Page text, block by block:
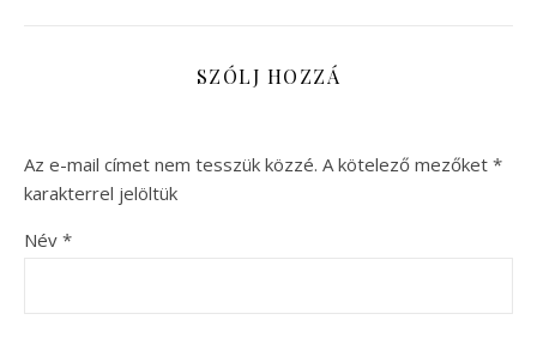
SZÓLJ HOZZÁ
Az e-mail címet nem tesszük közzé. A kötelező mezőket *
karakterrel jelöltük
Név *